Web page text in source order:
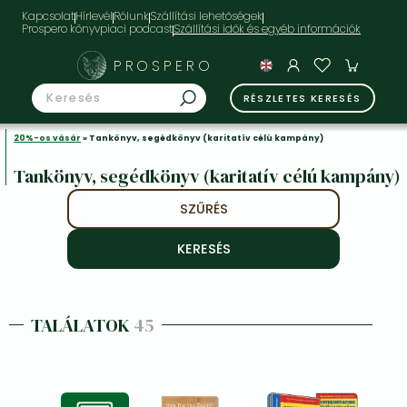
KapcsolatHírlevélRólunkSzállítási lehetőségek
Prospero könyvpiaci podcast
PROSPERO
RÉSZLETES KERESÉS
20%-os vásár » Tankönyv, segédkönyv (karitatív célú kampány)
Tankönyv, segédkönyv (karitatív célú kampány)
SZŰRÉS
TALÁLATOK45